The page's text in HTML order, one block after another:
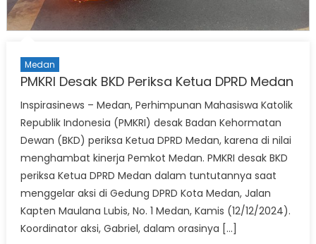
Medan
PMKRI Desak BKD Periksa Ketua DPRD Medan
Inspirasinews – Medan, Perhimpunan Mahasiswa Katolik
Republik Indonesia (PMKRI) desak Badan Kehormatan
Dewan (BKD) periksa Ketua DPRD Medan, karena di nilai
menghambat kinerja Pemkot Medan. PMKRI desak BKD
periksa Ketua DPRD Medan dalam tuntutannya saat
menggelar aksi di Gedung DPRD Kota Medan, Jalan
Kapten Maulana Lubis, No. 1 Medan, Kamis (12/12/2024).
Koordinator aksi, Gabriel, dalam orasinya […]